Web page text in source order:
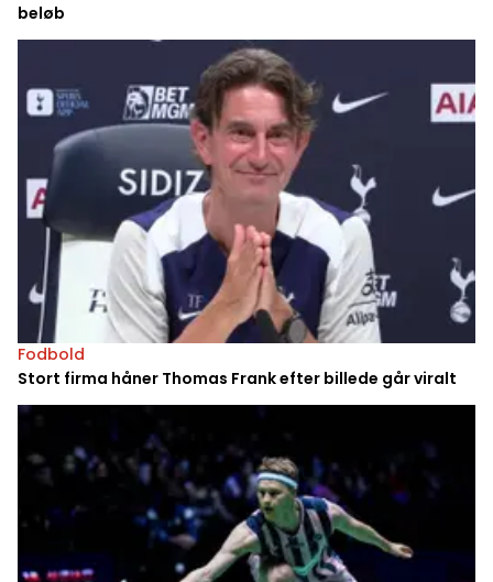
beløb
Fodbold
Stort firma håner Thomas Frank efter billede går viralt